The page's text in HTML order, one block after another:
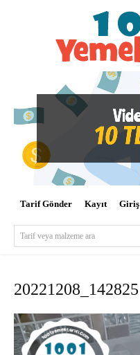
Tarif Gönder Kayıt Giriş
Tarif veya malzeme ara
20221208_142825